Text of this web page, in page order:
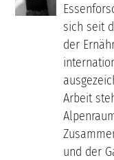
sich seit
der
Arbeit
und der